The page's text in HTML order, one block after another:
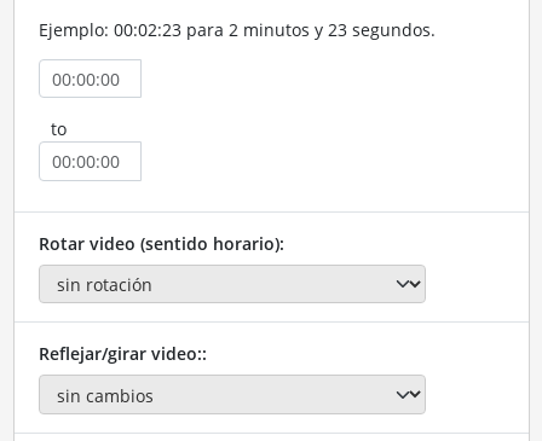
Ejemplo: 00:02:23 para 2 minutos y 23 segundos.
to
Rotar video (sentido horario):
Reflejar/girar video::